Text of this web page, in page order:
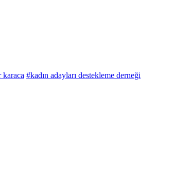
karaca #kadın adayları destekleme derneği